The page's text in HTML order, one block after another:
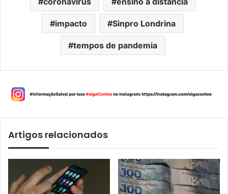
impacto Sinpro Londrina
tempos de pandemia
Artigos relacionados